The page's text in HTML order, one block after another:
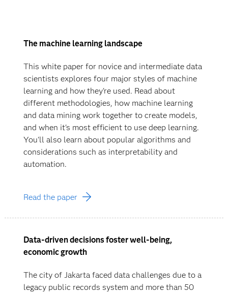
The machine learning landscape
This white paper for novice and intermediate data
scientists explores four major styles of machine
learning and how they're used. Read about
different methodologies, how machine learning
and data mining work together to create models,
and when it's most efficient to use deep learning.
You'll also learn about popular algorithms and
considerations such as interpretability and
automation.
Read the paper
Data-driven decisions foster well-being,
economic growth
The city of Jakarta faced data challenges due to a
legacy public records system and more than 50